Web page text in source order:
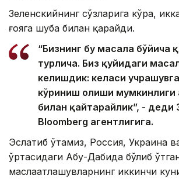
Зеленскийнинг сўзларига кўра,
ғояга шубҳа билан қарайди.
“Бизнинг бу масала бўйича
турлича. Биз қуйидаги
келишдик: келаси
кўриниш олиши мумкинлиги
билан қайтарайлик”, - деди
Bloomberg агентлигига.
Эслатиб ўтамиз, Россия, Украина
ўртасидаги Абу-Дабида бўлиб
маслаҳатлашувларнинг иккинчи